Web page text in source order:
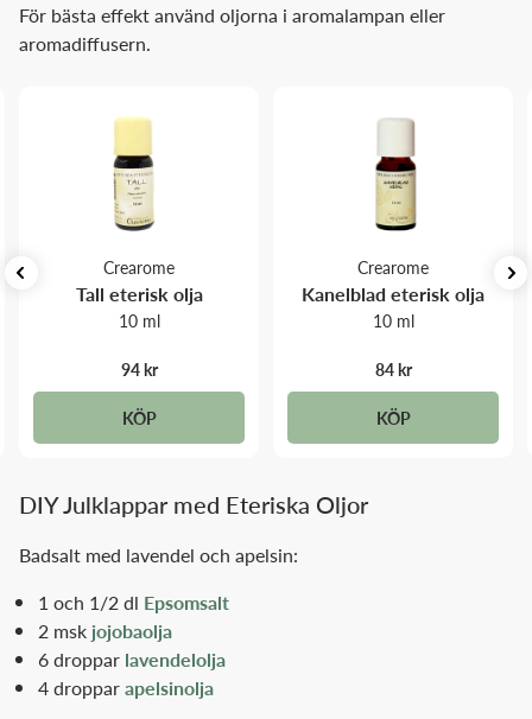
För bästa effekt använd oljorna i aromalampan eller
aromadiffusern.
Crearome
Tall eterisk olja
10 ml
94 kr
KÖP
Crearome
Kanelblad eterisk olja
10 ml
84 kr
KÖP
DIY Julklappar med Eteriska Oljor
Badsalt med lavendel och apelsin:
1 och 1/2 dl Epsomsalt
2 msk jojobaolja
6 droppar lavendelolja
4 dropparapelsinolja